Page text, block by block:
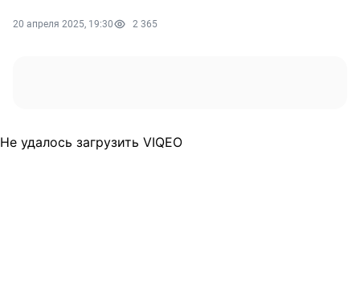
20 апреля 2025, 19:30 2 365
Не удалось загрузить VIQEO